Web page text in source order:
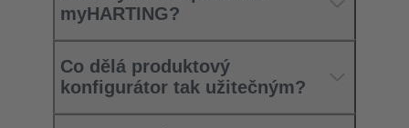
myHARTING?
Co dělá produktový
konfigurátor tak užitečným?